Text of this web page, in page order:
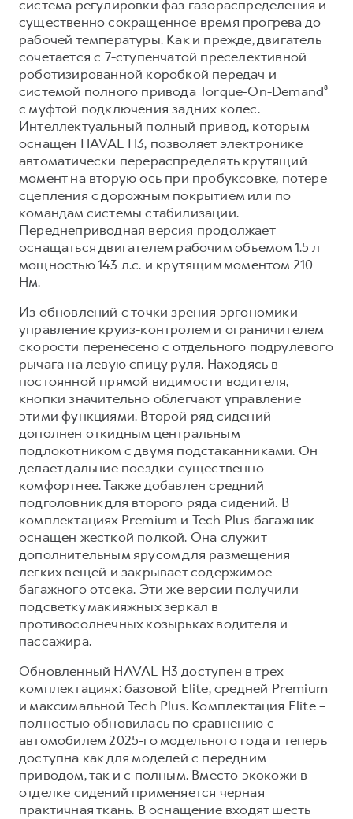
система регулировки фаз газораспределения и
существенно сокращенное время прогрева до
рабочей температуры. Как и прежде, двигатель
сочетается с 7-ступенчатой преселективной
роботизированной коробкой передач и
системой полного привода Torque-On-Demand⁸
с муфтой подключения задних колес.
Интеллектуальный полный привод, которым
оснащен HAVAL H3, позволяет электронике
автоматически перераспределять крутящий
момент на вторую ось при пробуксовке, потере
сцепления с дорожным покрытием или по
командам системы стабилизации.
Переднеприводная версия продолжает
оснащаться двигателем рабочим объемом 1.5 л
мощностью 143 л.с. и крутящим моментом 210
Нм.
Из обновлений с точки зрения эргономики –
управление круиз-контролем и ограничителем
скорости перенесено с отдельного подрулевого
рычага на левую спицу руля. Находясь в
постоянной прямой видимости водителя,
кнопки значительно облегчают управление
этими функциями. Второй ряд сидений
дополнен откидным центральным
подлокотником с двумя подстаканниками. Он
делает дальние поездки существенно
комфортнее. Также добавлен средний
подголовник для второго ряда сидений. В
комплектациях Premium и Tech Plus багажник
оснащен жесткой полкой. Она служит
дополнительным ярусом для размещения
легких вещей и закрывает содержимое
багажного отсека. Эти же версии получили
подсветку макияжных зеркал в
противосолнечных козырьках водителя и
пассажира.
Обновленный HAVAL H3 доступен в трех
комплектациях: базовой Elite, средней Premium
и максимальной Tech Plus. Комплектация Elite –
полностью обновилась по сравнению с
автомобилем 2025-го модельного года и теперь
доступна как для моделей с передним
приводом, так и с полным. Вместо экокожи в
отделке сидений применяется черная
практичная ткань. В оснащение входят шесть